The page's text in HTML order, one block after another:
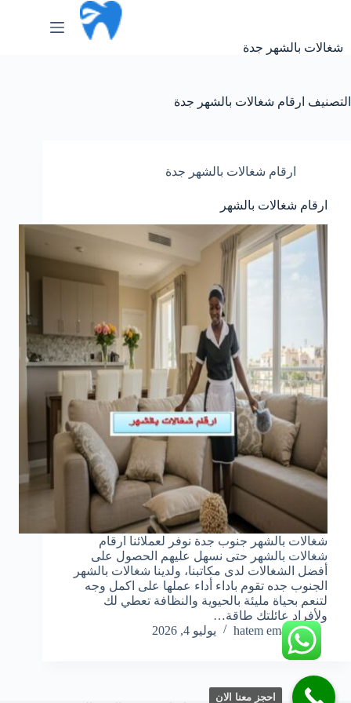
شغالات بالشهر جدة
التصنيف ارقام شغالات بالشهر جدة
ارقام شغالات بالشهر جدة
ارقام شغالات بالشهر
شغالات بالشهر جنوب جدة نوفر لعملائنا ارقام
شغالات بالشهر حتى نسهل عليهم الحصول على
أفضل الشغالات لدى مكاتبنا، ولدينا شغالات بالشهر
الجنوب جده تقوم باداء أداء عملها على اكمل وجه
لتنعم بحياة مليئة بالحيوية والنظافة تعطي لك
ولأفراد عائلتك طاقة…
hatem emara
يوليو 4, 2026
احجز معنا الان